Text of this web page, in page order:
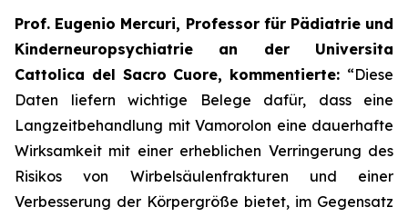
Prof. Eugenio Mercuri, Professor für Pädiatrie und
Kinderneuropsychiatrie an der Universita
Cattolica del Sacro Cuore, kommentierte: “Diese
Daten liefern wichtige Belege dafür, dass eine
Langzeitbehandlung mit Vamorolon eine dauerhafte
Wirksamkeit mit einer erheblichen Verringerung des
Risikos von Wirbelsäulenfrakturen und einer
Verbesserung der Körpergröße bietet, im Gegensatz